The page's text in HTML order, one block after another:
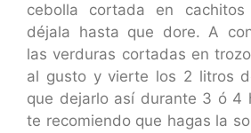
cebolla cortada en cachitos
déjala hasta que dore. A
las verduras cortadas en
al gusto y vierte los 2 litros
que dejarlo así durante 3 ó 4
te recomiendo que hagas la